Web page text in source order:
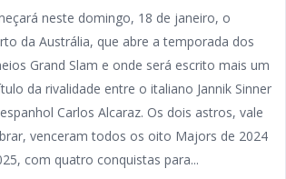
neste domingo, 18 de janeiro, o
da Austrália, que abre a temporada dos
Grand Slam e onde será escrito mais um
da rivalidade entre o italiano Jannik Sinner
Carlos Alcaraz. Os dois astros, vale
venceram todos os oito Majors de 2024
com quatro conquistas para...